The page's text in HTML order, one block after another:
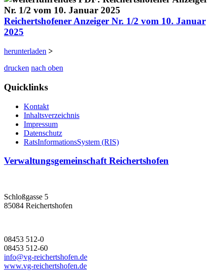
Reichertshofener Anzeiger Nr. 1/2 vom 10. Januar
2025
herunterladen >
drucken nach oben
Quicklinks
Kontakt
Inhaltsverzeichnis
Impressum
Datenschutz
RatsInformationsSystem (RIS)
Verwaltungsgemeinschaft Reichertshofen
Schloßgasse 5
85084 Reichertshofen
08453 512-0
08453 512-60
info@vg-reichertshofen.de
www.vg-reichertshofen.de